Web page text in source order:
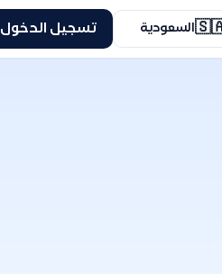
السعودية تسجيل الدخول